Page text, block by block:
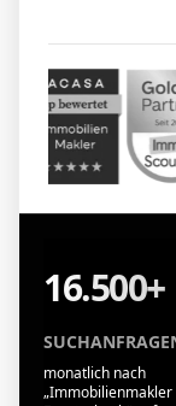
16.500+
monatlich nach
„Immobilienmakler